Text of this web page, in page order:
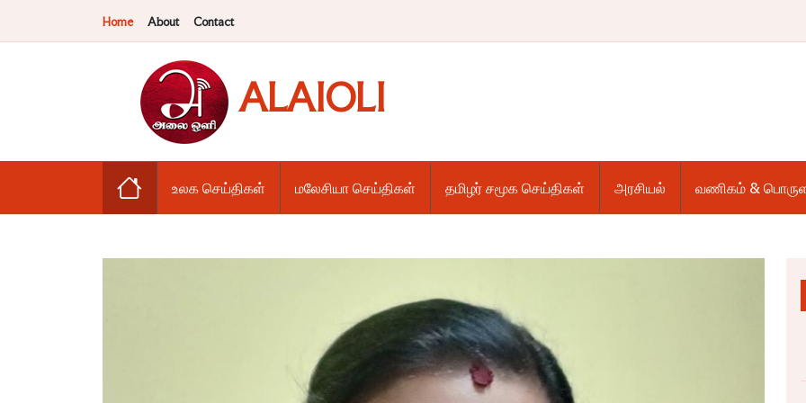
Home About Contact
ALAIOLI
உலக செய்திகள் மலேசியா செய்திகள் தமிழர் சமூக செய்திகள் அரசியல் வணிகம் &